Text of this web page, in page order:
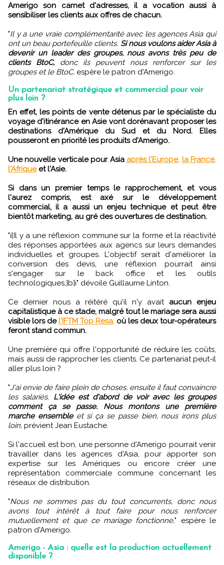
Amerigo son carnet d'adresses, il a vocation aussi à
sensibiliser les clients aux offres de chacun.
"Il y a une vraie complémentarité avec les agences Asia qui
ont un beau portefeuille clients. Si nous voulons aider Asia à
devenir un leader des groupes, nous avons très peu de
clients BtoC,donc ils peuvent nous renforcer sur les
groupes et le BtoC, espère le patron d'Amerigo.
Un partenariat stratégique et commercial pour voir
plus loin ?
En effet, les points de vente détenus par le spécialiste du
voyage d'itinérance en Asie vont dorénavant proposer les
destinations d'Amérique du Sud et du Nord. Elles
pousseront en priorité les produits d'Amerigo.
Une nouvelle verticale pour Asia après l'Europe, la France,
l'Afrique et l'Asie.
Si dans un premier temps le rapprochement, et vous
l'aurez compris, est axé sur le développement
commercial, il a aussi un enjeu technique et peut être
bientôt marketing, au gré des ouvertures de destination.
"i[Il y a une réflexion commune sur la forme et la réactivité
des réponses apportées aux agencs sur leurs demandes
individuelles et groupes. L'objectif serait d'améliorer la
conversion des devis, une réflexion pourrait ainsi
s'engager sur le back office et les outils
technologiques,]b]i" dévoile Guillaume Linton.
Ce dernier nous a réitéré qu'il n'y avait aucun enjeu
capitalistique à ce stade, malgré tout le mariage sera aussi
visible lors de l'IFTM Top Resa, où les deux tour-opérateurs
feront stand commun.
Une première qui offre l'opportunité de réduire les coûts,
mais aussi de rapprocher les clients. Ce partenariat peut-il
aller plus loin ?
"J'ai envie de faire plein de choses, ensuite il faut convaincre
les salariés. L'idée est d'abord de voir avec les groupes
comment ça se passe. Nous montons une première
marche ensembleet si ça se passe bien, nous irons plus
loin, prévient Jean Eustache.
Si l'accueil est bon, une personne d'Amerigo pourrait venir
travailler dans les agences d'Asia, pour apporter son
expertise sur les Amériques ou encore créer une
représentation commerciale commune concernant les
réseaux de distribution.
"Nous ne sommes pas du tout concurrents, donc nous
avons tout intérêt à tout faire pour nous renforcer
mutuellement et que ce mariage fonctionne," espère le
patron d'Amerigo.
Amerigo - Asia : quelle est la production actuellement
disponible ?